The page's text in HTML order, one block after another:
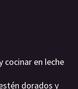
cocinar en leche
dorados y